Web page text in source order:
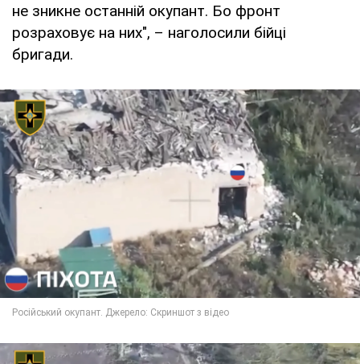
не зникне останній окупант. Бо фронт
розраховує на них", – наголосили бійці
бригади.